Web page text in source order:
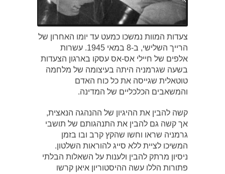
צעדות המוות נמשכו כמעט עד יומו האחרון של
הרייך השלישי, ב-8 במאי 1945. עשרות
אלפים של חיילי אס-אס עסקו בארגון הצעדות
בשעה שגרמניה היתה בעיצומה של מלחמה
טוטאלית שגייסה את כל כוח האדם
והמשאבים הכלכליים של המדינה.
קשה להבין את ההיגיון של ההנהגה הנאצית,
אך קשה גם להבין את התנהגותם של תושבי
גרמניה שראו וחשו שהקץ קרב ובו בזמן
המשיכו לציית ללא סייג להוראות השלטון.
ניסיון מרתק להבין ולענות על השאלות הבלתי
פתורות הללו עשה ההיסטוריון איאן קרשו